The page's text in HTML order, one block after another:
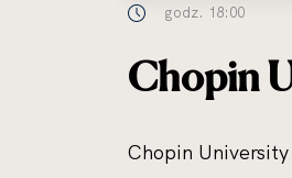
godz. 18:00
Chopin
Chopin University